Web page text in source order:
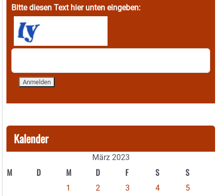
Bitte diesen Text hier unten eingeben:
Kalender
März 2023
M D M D F S S
1 2 3 4
5